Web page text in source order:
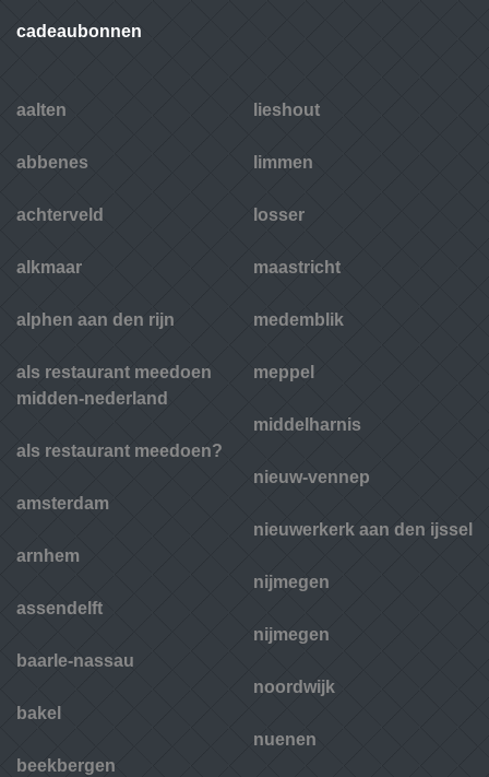
cadeaubonnen
aalten
abbenes
achterveld
alkmaar
alphen aan den rijn
als restaurant meedoen
midden-nederland
als restaurant meedoen?
amsterdam
arnhem
assendelft
baarle-nassau
bakel
beekbergen
lieshout
limmen
losser
maastricht
medemblik
meppel
middelharnis
nieuw-vennep
nieuwerkerk aan den ijssel
nijmegen
nijmegen
noordwijk
nuenen